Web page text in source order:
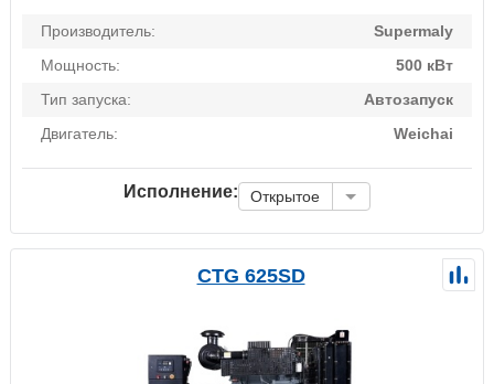
Производитель:
Supermaly
Мощность:
500 кВт
Тип запуска:
Автозапуск
Двигатель:
Weichai
Исполнение: Открытое
CTG 625SD